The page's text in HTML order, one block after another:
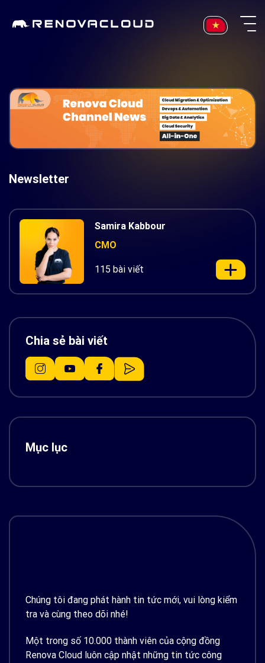
Newsletter
Samira Kabbour
CMO
115 bài viết
Chia sẻ bài viết
Mục lục
Chúng tôi đang phát hành tin tức mới, vui lòng kiểm
tra và cùng theo dõi nhé!
Một trong số 10.000 thành viên của cộng đồng
Renova Cloud luôn cập nhật những tin tức công